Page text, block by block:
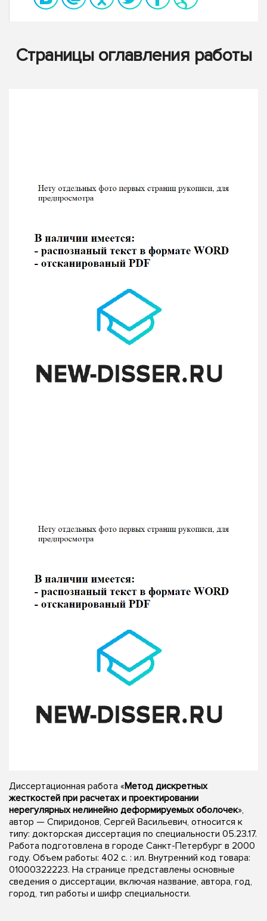
Страницы оглавления работы
Диссертационная работа «Метод дискретных
жесткостей при расчетах и проектировании
нерегулярных нелинейно деформируемых оболочек»,
автор — Спиридонов, Сергей Васильевич, относится к
типу: докторская диссертация по специальности 05.23.17.
Работа подготовлена в городе Санкт-Петербург в 2000
году. Объем работы: 402 с. : ил. Внутренний код товара:
01000322223. На странице представлены основные
сведения о диссертации, включая название, автора, год,
город, тип работы и шифр специальности.